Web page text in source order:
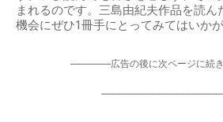
まれるのです。三島由紀夫作品を読
機会にぜひ1冊手にとってみてはいかが
-----------------広告の後に次ページに続き